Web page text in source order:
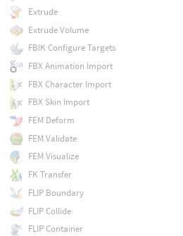
Extrude
Extrude Volume
FBIK Configure Targets
FBX Animation Import
FBX Character Import
FBX Skin Import
FEM Deform
FEM Validate
FEM Visualize
FK Transfer
FLIP Boundary
FLIP Collide
FLIP Container